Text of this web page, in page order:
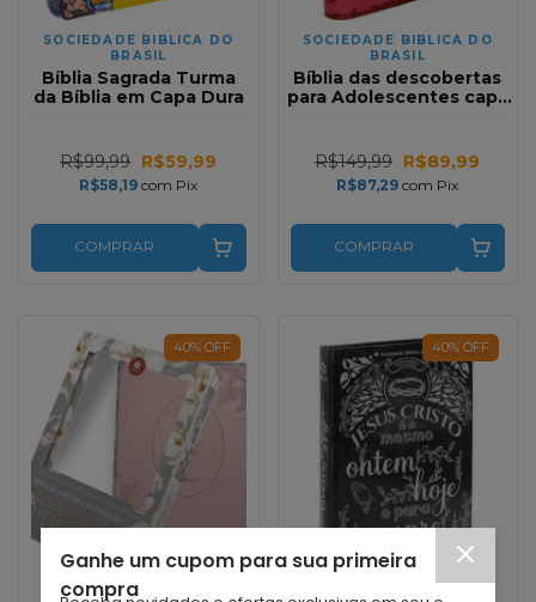
SOCIEDADE BIBLICA DO
BRASIL
Bíblia Sagrada Turma
da Bíblia em Capa Dura
R$99,99 R$59,99
R$58,19com Pix
COMPRAR
SOCIEDADE BIBLICA DO
BRASIL
Bíblia das descobertas
para Adolescentes capa
R$149,99 R$89,99
R$87,29com Pix
COMPRAR
40% OFF 40% OFF
Ganhe um cupom para sua primeira
compra